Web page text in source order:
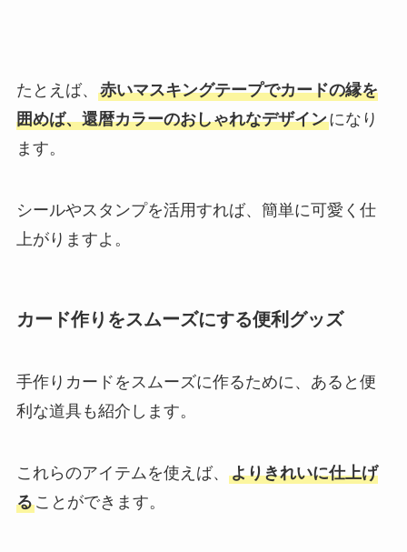
たとえば、 赤いマスキングテープでカードの縁を
囲めば、還暦カラーのおしゃれなデザインになり
ます。
シールやスタンプを活用すれば、簡単に可愛く仕
上がりますよ。
カード作りをスムーズにする便利グッズ
手作りカードをスムーズに作るために、あると便
利な道具も紹介します。
これらのアイテムを使えば、 よりきれいに仕上げ
ることができます。